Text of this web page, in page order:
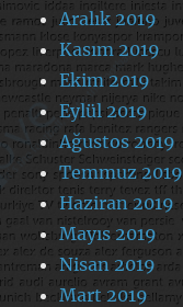
Aralık 2019
Kasım 2019
Ekim 2019
Eylül 2019
Ağustos 2019
Temmuz 2019
Haziran 2019
Mayıs 2019
Nisan 2019
Mart 2019